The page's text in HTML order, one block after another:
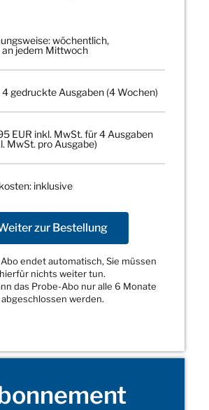
wöchentlich,
jedem Mittwoch
4 gedruckte Ausgaben (4 Wochen)
EUR inkl. MwSt. für 4 Ausgaben
MwSt. pro Ausgabe)
inklusive
zur Bestellung
endet automatisch, Sie müssen
hierfür nichts weiter tun.
das Probe-Abo nur alle 6 Monate
abgeschlossen werden.